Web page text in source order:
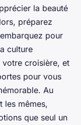
la beauté
préparez
pour
culture
croisière, et
pour vous
Au
les mêmes,
que seul un